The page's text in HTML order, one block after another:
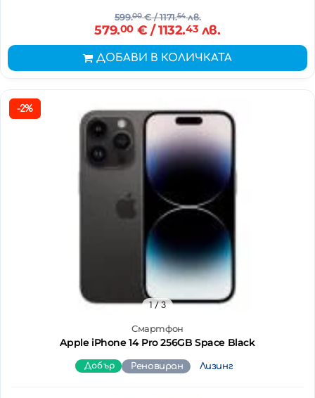
599.00€/ 1171.54лв.
579.00€ / 1132.43 лв.
ДОБАВИ В КОЛИЧКАТА
-2%
Смартфон
Apple iPhone 14 Pro 256GB Space Black
1/ 3
Добър Реновиран Лизинг